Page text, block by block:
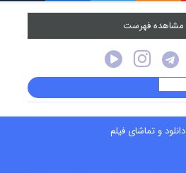
مشاهده فهرست
دانلود و تماشای فیلم